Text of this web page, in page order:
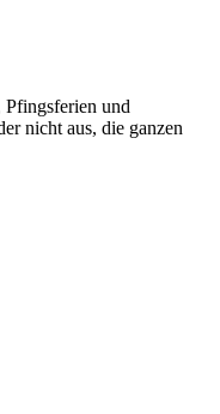
Pfingsferien und
nicht aus, die ganzen